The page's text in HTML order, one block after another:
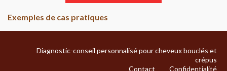
Exemples de cas pratiques
Diagnostic-conseil personnalisé pour cheveux bouclés et
crépus
Contact
Confidentialité